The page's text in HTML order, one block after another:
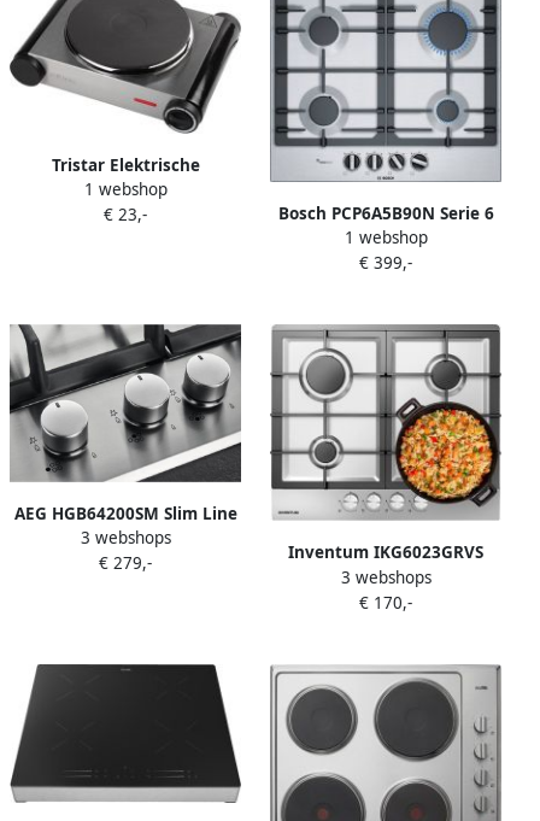
Tristar Elektrische
Kookplaat KP-6191 – 1
kookzone Geschikt voor
1 webshop
€ 23,-
Bosch PCP6A5B90N Serie 6
Inbouw gaskookplaat
1 webshop
€ 399,-
AEG HGB64200SM Slim Line
Inbouw gaskookplaat
3 webshops
€ 279,-
Inventum IKG6023GRVS
inbouw gaskookplaat 59 cm
4-pits Gietijzeren
voor Nederlands gas Na
ombouw ook geschikt voor
Belgisch gas en propaan
butaan RVS Zwart
3 webshops
€ 170,-